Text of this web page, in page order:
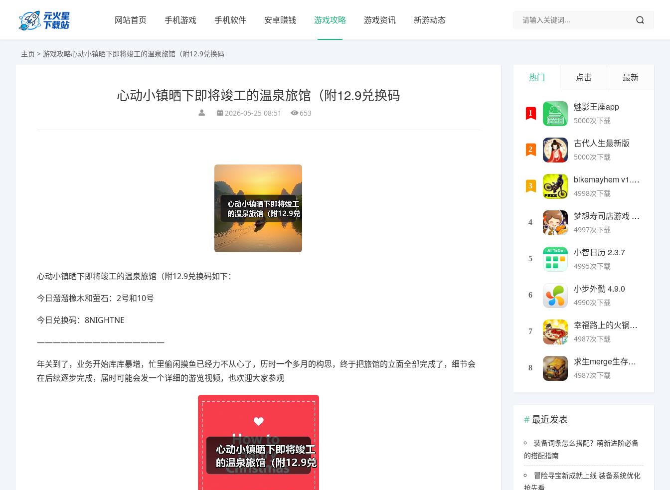
网站首页 手机游戏 手机软件 安卓赚钱 游戏攻略 游戏资讯 新游动态
主页 > 游戏攻略心动小镇晒下即将竣工的温泉旅馆（附12.9兑换码
心动小镇晒下即将竣工的温泉旅馆（附12.9兑换码
2026-05-25 08:51 653
心动小镇晒下即将竣工的温泉旅馆（附12.9兑换码如下：
今日溜溜橡木和萤石：2号和10号
今日兑换码：8NIGHTNE
————————————————
年关到了，业务开始库库暴增，忙里偷闲摸鱼已经力不从心了，历时一个多月的构思，终于把旅馆的立面全部完成了，细节会
在后续逐步完成，届时可能会发一个详细的游览视频，也欢迎大家参观
热门 点击 最新
1
魅影王座app
5000次下载
2
古代人生最新版
5000次下载
3
bikemayhem v1.6.2安卓版
4998次下载
4
梦想寿司店游戏 v4.14.1安卓版
4997次下载
5
小智日历 2.3.7
4995次下载
6
小步外勤 4.9.0
4990次下载
7
幸福路上的火锅店官方版 v5.3.5安卓版
4987次下载
8
求生merge生存之地手机版 v1.48.0安卓版
4987次下载
最近发表
装备词条怎么搭配？萌新进阶必备
的搭配指南
冒险寻宝新成就上线 装备系统优化
抢先看